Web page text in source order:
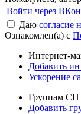
Войти через
Даю согласие
Ознакомлен(а) с
Интернет-
Добавить
Ускорение
Группам СП
Добавить